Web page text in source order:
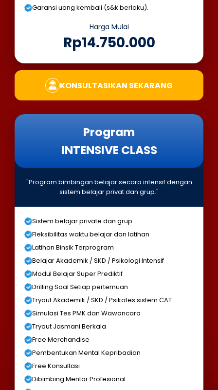
Garansi uang kembali (s&k berlaku).
Harga Mulai
Rp14.750.000
KONSULTASIKAN SEKARANG
Program
INTENSIVE CLASS
"Program bimbingan belajar secara intensif dengan
sistem belajar privat dan grup."
Sistem belajar private dan grup
Fleksibilitas waktu belajar dan latihan
Latihan Binsik Terprogram
Belajar Akademik / SKD / Psikologi Intensif
Modul Belajar Super Prediktif
Drilling Soal Setiap pertemuan
Tryout Akademik / SKD / Psikotes sistem CAT
Simulasi Tes PMK dan Wawancara
Tryout Jasmani Berkala
Free Merchandise
Pembentukan Mental Kepribadian
Free Konsultasi
Dibimbing Mentor Profesional